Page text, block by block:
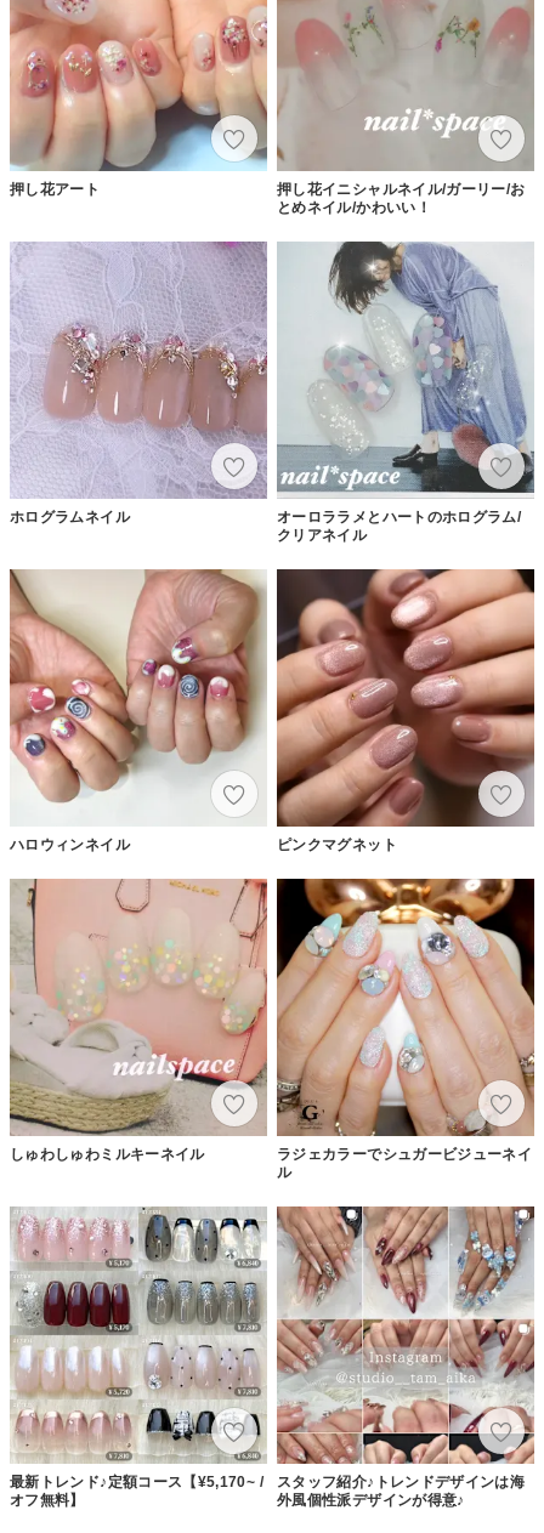
押し花アート
押し花イニシャルネイル/ガーリー/お
とめネイル/かわいい！
ホログラムネイル
オーロララメとハートのホログラム/
クリアネイル
ハロウィンネイル ピンクマグネット
しゅわしゅわミルキーネイル
ラジェカラーでシュガービジューネイ
ル
最新トレンド♪定額コース【¥5,170~ /
オフ無料】
スタッフ紹介♪トレンドデザインは海
外風個性派デザインが得意♪